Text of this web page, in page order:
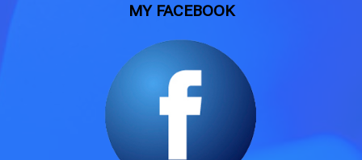
MY FACEBOOK